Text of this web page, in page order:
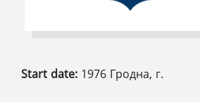
Start date: 1976 Гродна, г.